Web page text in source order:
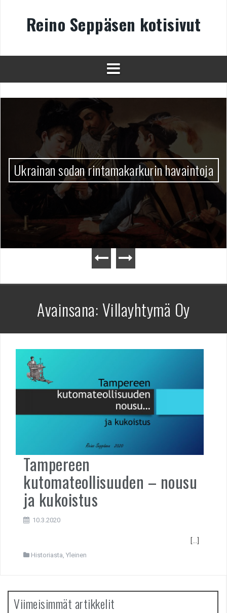
Reino Seppäsen kotisivut
Ukrainan sodan rintamakarkurin havaintoja
Avainsana:Villayhtymä Oy
Tampereen
kutomateollisuuden – nousu
ja kukoistus
10.3.2020
[…]
Historiasta Yleinen
Viimeisimmät artikkelit